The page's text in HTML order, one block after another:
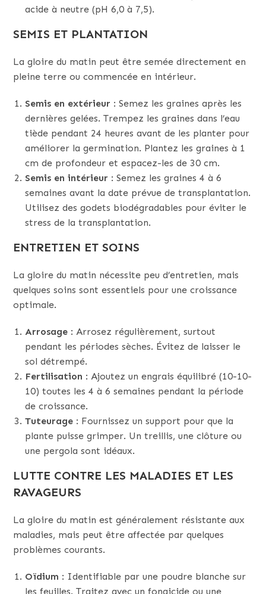
acide à neutre (pH 6,0 à 7,5).
SEMIS ET PLANTATION
La gloire du matin peut être semée directement en
pleine terre ou commencée en intérieur.
Semis en extérieur : Semez les graines après les
dernières gelées. Trempez les graines dans l’eau
tiède pendant 24 heures avant de les planter pour
améliorer la germination. Plantez les graines à 1
cm de profondeur et espacez-les de 30 cm.
Semis en intérieur : Semez les graines 4 à 6
semaines avant la date prévue de transplantation.
Utilisez des godets biodégradables pour éviter le
stress de la transplantation.
ENTRETIEN ET SOINS
La gloire du matin nécessite peu d’entretien, mais
quelques soins sont essentiels pour une croissance
optimale.
Arrosage : Arrosez régulièrement, surtout
pendant les périodes sèches. Évitez de laisser le
sol détrempé.
Fertilisation : Ajoutez un engrais équilibré (10-10-
10) toutes les 4 à 6 semaines pendant la période
de croissance.
Tuteurage : Fournissez un support pour que la
plante puisse grimper. Un treillis, une clôture ou
une pergola sont idéaux.
LUTTE CONTRE LES MALADIES ET LES
RAVAGEURS
La gloire du matin est généralement résistante aux
maladies, mais peut être affectée par quelques
problèmes courants.
Oïdium : Identifiable par une poudre blanche sur
les feuilles. Traitez avec un fongicide ou une